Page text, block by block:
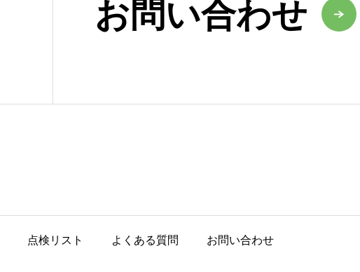
お問い合わせ
点検リスト よくある質問 お問い合わせ